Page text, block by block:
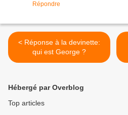
Répondre
< Réponse à la devinette:
qui est George ?
Hébergé par Overblog
Top articles